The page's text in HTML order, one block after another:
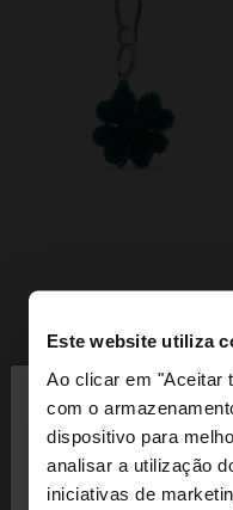
Este website utiliza
Ao clicar em "Aceitar
com o
dispositivo para
analisar a utilização
iniciativas de
Está a aceder ao
navegar no nosso